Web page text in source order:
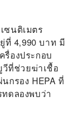
ซนติเมตร
ที่ 4,990 บาท มี
รื่องประกอบ
วีที่ช่วยฆ่าเชื้อ
กรอง HEPA ที่
ดลองพบว่า